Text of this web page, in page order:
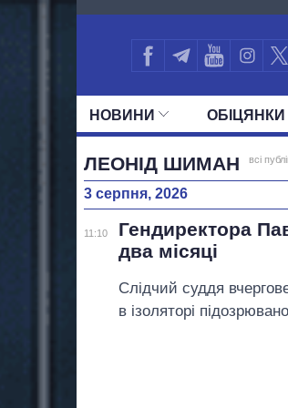
3632
НОВИНИ ОБIЦЯНКИ
УСІ
ЛЕОНІД ШИМАН всі
3 серпня, 2026
11:10
Гендиректора
два місяці
Слідчий суддя
в ізоляторі